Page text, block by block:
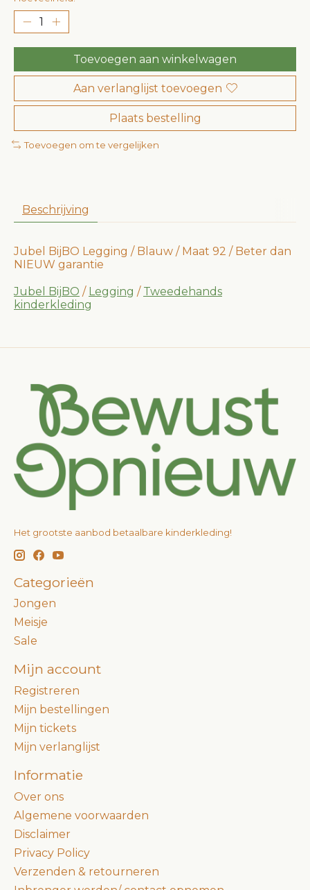
Toevoegen aan winkelwagen
Aan verlanglijst toevoegen
Plaats bestelling
Toevoegen om te vergelijken
Beschrijving
Jubel BijBO Legging / Blauw / Maat 92 / Beter dan
NIEUW garantie
Jubel BijBO / Legging / Tweedehands
kinderkleding
Het grootste aanbod betaalbare kinderkleding!
Categorieën
Jongen
Meisje
Sale
Mijn account
Registreren
Mijn bestellingen
Mijn tickets
Mijn verlanglijst
Informatie
Over ons
Algemene voorwaarden
Disclaimer
Privacy Policy
Verzenden & retourneren